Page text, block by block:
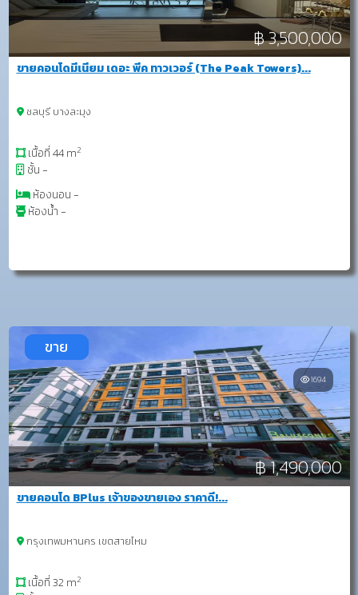
฿ 3,500,000
ขายคอนโดมีเนียม เดอะ พีค ทาวเวอร์ (The Peak Towers)...
ชลบุรี บางละมุง
เนื้อที่ 44 m2
ชั้น -
ห้องนอน -
ห้องน้ำ -
ขาย
1694
฿ 1,490,000
ขายคอนโด BPlus เจ้าของขายเอง ราคาดี!...
กรุงเทพมหานคร เขตสายไหม
เนื้อที่ 32 m2